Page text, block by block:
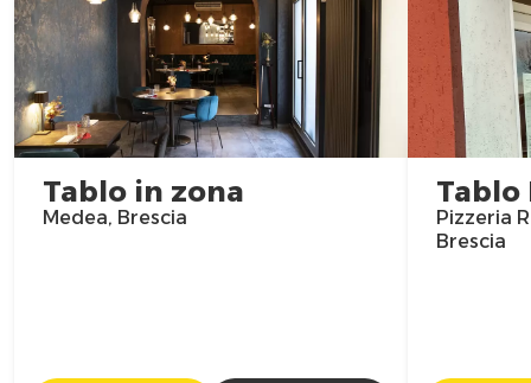
Tablo in zona
Medea, Brescia
Tablo
Pizzeria
Brescia